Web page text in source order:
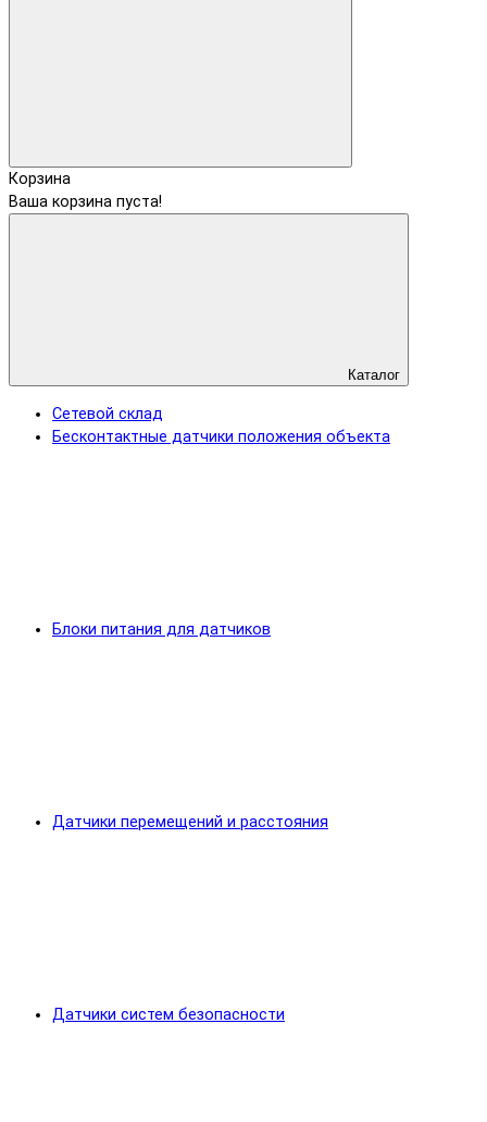
Корзина
Ваша корзина пуста!
Каталог
Сетевой склад
Бесконтактные датчики положения объекта
Блоки питания для датчиков
Датчики перемещений и расстояния
Датчики систем безопасности